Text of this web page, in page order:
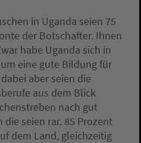
in Uganda seien 75
der Botschafter. Ihnen
habe Uganda sich in
eine gute Bildung für
aber seien die
aus dem Blick
nach gut
die seien rar. 85 Prozent
dem Land, gleichzeitig